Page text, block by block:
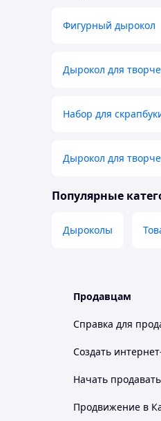
Фигурный дырокол
Дырокол для
Набор для
Дырокол для
Популярные
Дыроколы
Продавцам
Справка для
Создать
Начать
Продвижение в